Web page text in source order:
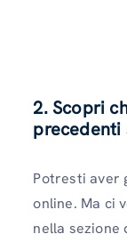
2. Scopri
precedenti
Potresti aver
online. Ma ci
nella sezione